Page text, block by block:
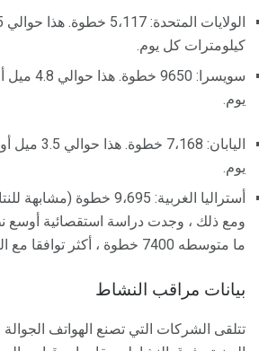
كيلومترات كل يوم.
يوم.
يوم.
أستراليا الغربية: 9،695 خطوة
ومع ذلك ، وجدت دراسة استقصائية أوسع
ما متوسطه 7400 خطوة ، أكثر توافقا مع اليابان.
بيانات مراقب النشاط
تتلقى الشركات التي تصنع الهواتف الجوالة